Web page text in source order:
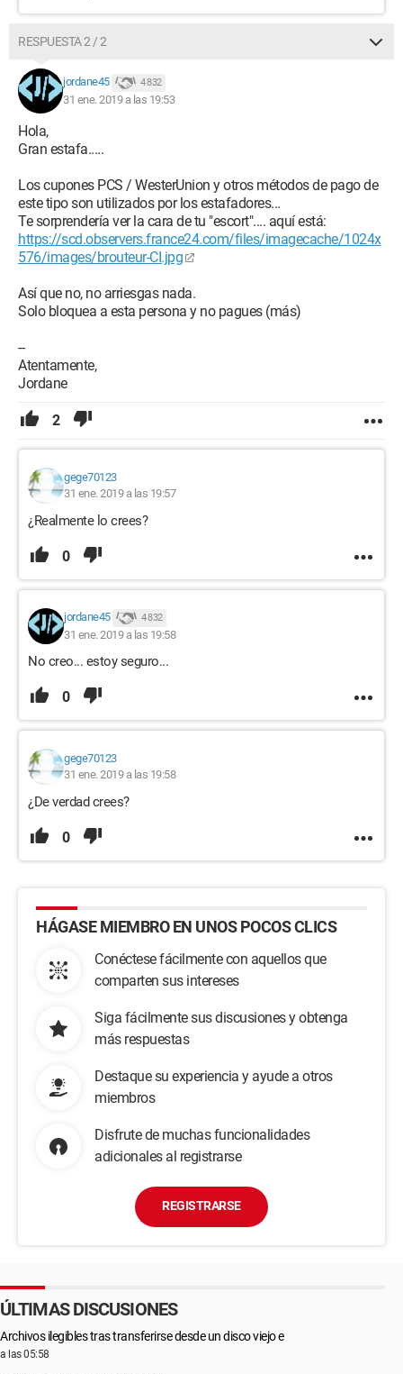
RESPUESTA 2 / 2
jordane45 4 832
31 ene. 2019 a las 19:53
Hola,
Gran estafa.....
Los cupones PCS / WesterUnion y otros métodos de pago de
este tipo son utilizados por los estafadores...
Te sorprendería ver la cara de tu "escort".... aquí está:
https://scd.observers.france24.com/files/imagecache/1024x
576/images/brouteur-CI.jpg
Así que no, no arriesgas nada.
Solo bloquea a esta persona y no pagues (más)
--
Atentamente,
Jordane
2
gege70123
31 ene. 2019 a las 19:57
¿Realmente lo crees?
0
jordane45 4 832
31 ene. 2019 a las 19:58
No creo... estoy seguro...
0
gege70123
31 ene. 2019 a las 19:58
¿De verdad crees?
0
HÁGASE MIEMBRO EN UNOS POCOS CLICS
Conéctese fácilmente con aquellos que
comparten sus intereses
Siga fácilmente sus discusiones y obtenga
más respuestas
Destaque su experiencia y ayude a otros
miembros
Disfrute de muchas funcionalidades
adicionales al registrarse
REGISTRARSE
ÚLTIMAS DISCUSIONES
Archivos ilegibles tras transferirse desde un disco viejo e
a las 05:58